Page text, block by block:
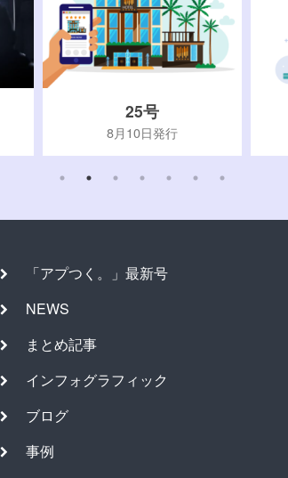
25号
8月10日発行
「アプつく。」最新号
NEWS
まとめ記事
インフォグラフィック
ブログ
事例